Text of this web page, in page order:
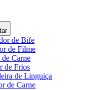
de Bife
de Filme
Carne
de Frios
de Linguiça
de Carne